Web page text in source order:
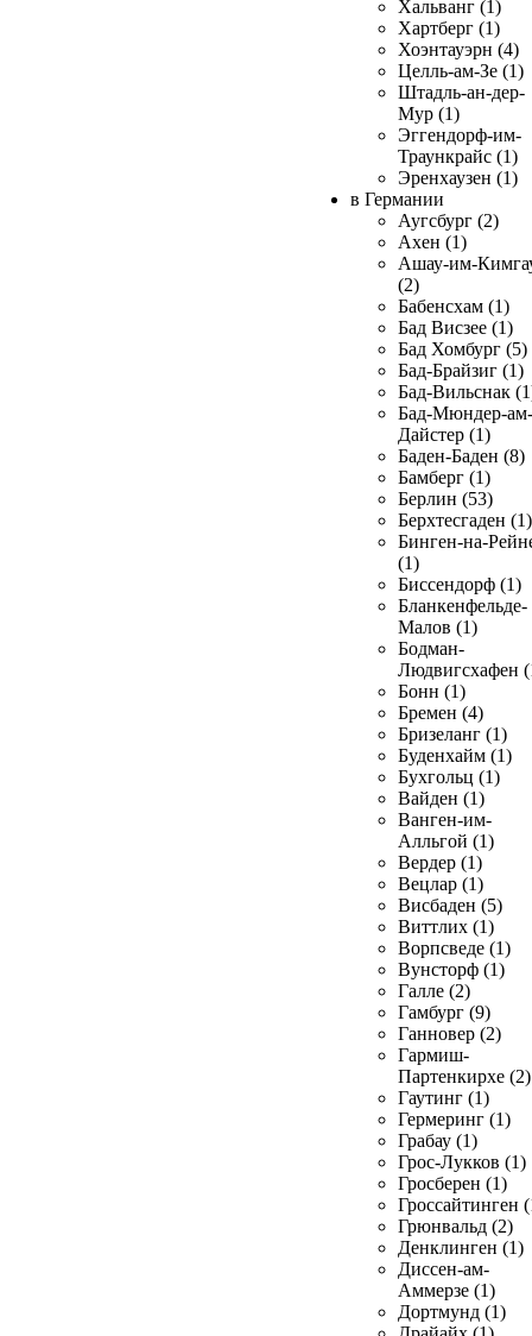
Хальванг (1)
Хартберг (1)
Хоэнтауэрн (4)
Целль-ам-Зе (1)
Штадль-ан-дер-
Мур (1)
Эггендорф-им-
Траункрайс (1)
Эренхаузен (1)
в Германии
Аугсбург (2)
Ахен (1)
Ашау-им-
(2)
Бабенсхам (1)
Бад Висзее (1)
Бад Хомбург (5)
Бад-Брайзиг (1)
Бад-Вильснак
Бад-Мюндер-ам-
Дайстер (1)
Баден-Баден (8)
Бамберг (1)
Берлин (53)
Берхтесгаден (1)
Бинген-на-
(1)
Биссендорф (1)
Бланкенфельде-
Малов (1)
Бодман-
Людвигсхафен
Бонн (1)
Бремен (4)
Бризеланг (1)
Буденхайм (1)
Бухгольц (1)
Вайден (1)
Ванген-им-
Алльгой (1)
Вердер (1)
Вецлар (1)
Висбаден (5)
Виттлих (1)
Ворпсведе (1)
Вунсторф (1)
Галле (2)
Гамбург (9)
Ганновер (2)
Гармиш-
Партенкирхе (2)
Гаутинг (1)
Гермеринг (1)
Грабау (1)
Грос-Лукков (1)
Гросберен (1)
Гроссайтинген
Грюнвальд (2)
Денклинген (1)
Диссен-ам-
Аммерзе (1)
Дортмунд (1)